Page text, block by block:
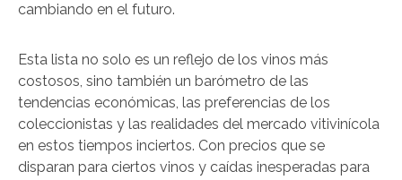
cambiando en el futuro.
Esta lista no solo es un reflejo de los vinos más
costosos, sino también un barómetro de las
tendencias económicas, las preferencias de los
coleccionistas y las realidades del mercado vitivinícola
en estos tiempos inciertos. Con precios que se
disparan para ciertos vinos y caídas inesperadas para